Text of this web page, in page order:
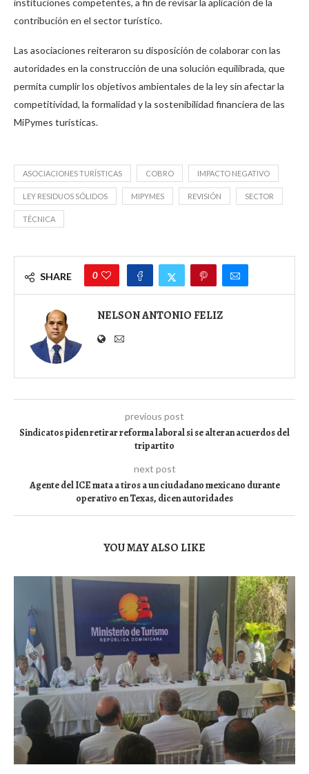
instituciones competentes, a fin de revisar la aplicación de la
contribución en el sector turístico.
Las asociaciones reiteraron su disposición de colaborar con las
autoridades en la construcción de una solución equilibrada, que
permita cumplir los objetivos ambientales de la ley sin afectar la
competitividad, la formalidad y la sostenibilidad financiera de las
MiPymes turísticas.
ASOCIACIONES TURÍSTICAS COBRO IMPACTO NEGATIVO
LEY RESIDUOS SÓLIDOS MIPYMES REVISIÓN SECTOR
TÉCNICA
SHARE 0
NELSON ANTONIO FELIZ
previous post
Sindicatos piden retirar reforma laboral si se alteran acuerdos del
tripartito
next post
Agente del ICE mata a tiros a un ciudadano mexicano durante
operativo en Texas, dicen autoridades
YOU MAY ALSO LIKE